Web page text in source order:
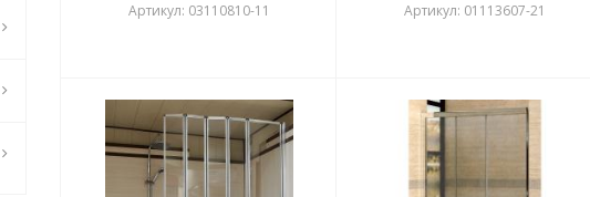
Артикул: 03110810-11
Артикул: 01113607-21